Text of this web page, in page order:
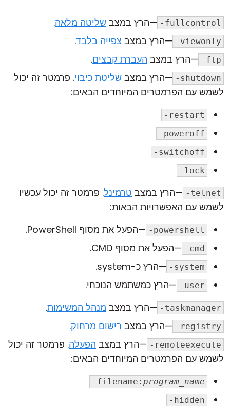
-fullcontrol —הרץ במצב שליטה מלאה.
-viewonly —הרץ במצב צפייה בלבד.
-ftp —הרץ במצב העברת קבצים.
-shutdown —הרץ במצב שליטת כיבוי. פרמטר זה יכול
לשמש עם הפרמטרים המיוחדים הבאים:
-restart
-poweroff
-switchoff
-lock
-telnet —הרץ במצב טרמינל. פרמטר זה יכול עכשיו
לשמש עם האפשרויות הבאות:
-powershell —הפעל את מסוף PowerShell.
-cmd —הפעל את מסוף CMD.
-system —הרץ כ-system.
-user —הרץ כמשתמש הנוכחי.
-taskmanager —הרץ במצב מנהל המשימות.
-registry —הרץ במצב רישום מרחוק.
-remoteexecute —הרץ במצב הפעלה. פרמטר זה יכול
לשמש עם הפרמטרים המיוחדים הבאים:
-filename: program_name
-hidden